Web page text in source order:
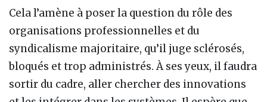
Cela l’amène à poser la question du rôle des
organisations professionnelles et du
syndicalisme majoritaire, qu’il juge sclérosés,
bloqués et trop administrés. À ses yeux, il faudra
sortir du cadre, aller chercher des innovations